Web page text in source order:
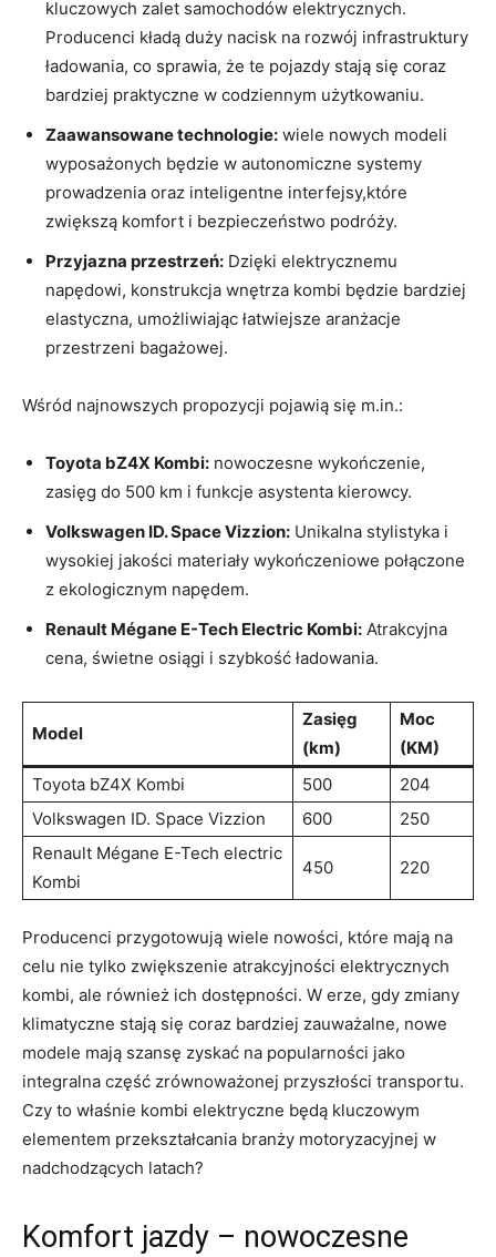
kluczowych zalet⁤ samochodów elektrycznych.
‍Producenci kładą duży nacisk na rozwój infrastruktury
ładowania, co sprawia, że te pojazdy stają się coraz
bardziej praktyczne w codziennym użytkowaniu.
Zaawansowane technologie: wiele nowych modeli
wyposażonych będzie w ⁤autonomiczne systemy
prowadzenia oraz inteligentne interfejsy,które
zwiększą komfort i⁢ bezpieczeństwo podróży.
Przyjazna⁣ przestrzeń: Dzięki elektrycznemu
napędowi, konstrukcja wnętrza​ kombi będzie bardziej
elastyczna, umożliwiając ⁢łatwiejsze aranżacje
‍przestrzeni‌ bagażowej.
Wśród najnowszych propozycji pojawią się m.in.:
Toyota ⁢bZ4X Kombi: ⁤nowoczesne wykończenie,
zasięg do ⁣500 km ⁢i funkcje asystenta ​kierowcy.
Volkswagen ⁤ID. ‍Space Vizzion: Unikalna stylistyka ‌i
wysokiej jakości materiały wykończeniowe połączone
z ekologicznym ⁢napędem.
Renault Mégane E-Tech Electric⁤ Kombi: Atrakcyjna
cena, świetne osiągi i⁣ szybkość ⁤ładowania.
Model
Zasięg
(km)
Moc‍
(KM)
Toyota ⁢bZ4X⁤ Kombi
500
204
Volkswagen ID. Space Vizzion
600
250
Renault ⁣Mégane E-Tech electric
Kombi
450 220
Producenci ‍przygotowują wiele nowości, które​ mają na
celu nie ⁣tylko zwiększenie atrakcyjności elektrycznych
kombi, ale również ich ⁤dostępności. W erze, ‍gdy zmiany
klimatyczne stają się​ coraz bardziej zauważalne, nowe
modele mają szansę zyskać na popularności jako
integralna część zrównoważonej⁣ przyszłości transportu.
Czy to właśnie kombi⁢ elektryczne⁤ będą kluczowym
elementem przekształcania branży motoryzacyjnej w
nadchodzących ​latach?
Komfort jazdy – ⁣nowoczesne